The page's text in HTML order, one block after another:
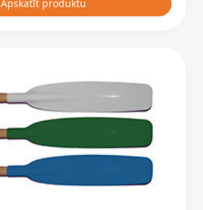
Apskatīt produktu